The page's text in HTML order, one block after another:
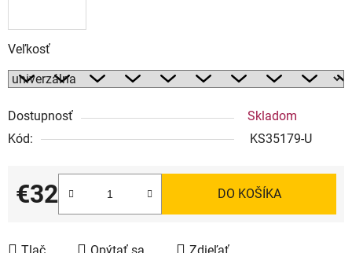
Veľkosť
Dostupnosť
Skladom
Kód:
KS35179-U
€32
Jednotková cena:
DO KOŠÍKA
Tlač Opýtať sa Zdieľať